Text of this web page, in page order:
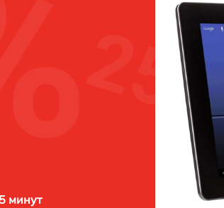
минут